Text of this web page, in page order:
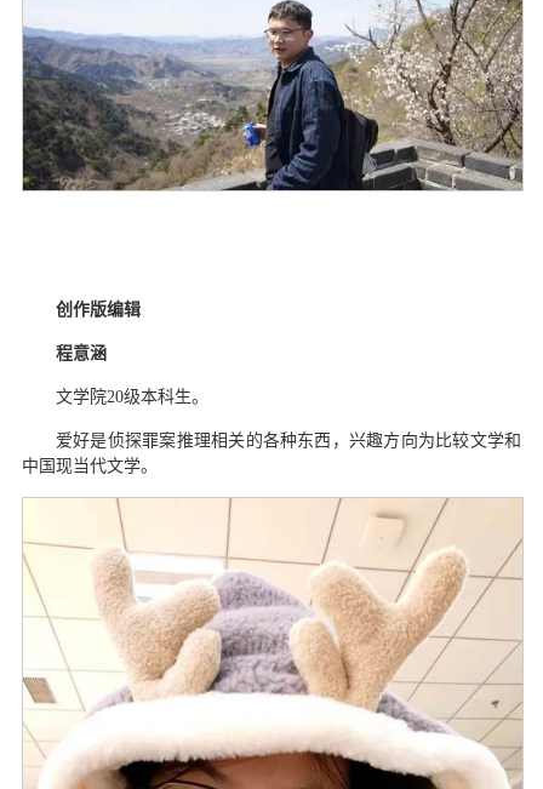
创作版编辑
程意涵
文学院20级本科生。
爱好是侦探罪案推理相关的各种东西，兴趣方向为比较文学和
中国现当代文学。